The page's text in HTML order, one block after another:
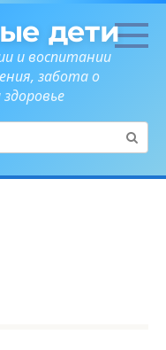
дети
и воспитании
забота о